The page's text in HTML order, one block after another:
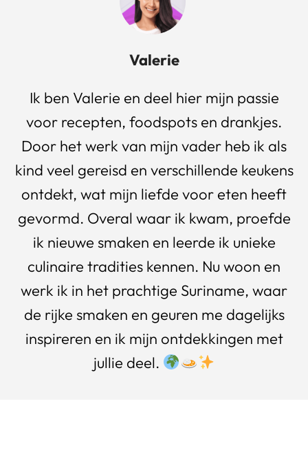
Valerie
Ik ben Valerie en deel hier mijn passie
voor recepten, foodspots en drankjes.
Door het werk van mijn vader heb ik als
kind veel gereisd en verschillende keukens
ontdekt, wat mijn liefde voor eten heeft
gevormd. Overal waar ik kwam, proefde
ik nieuwe smaken en leerde ik unieke
culinaire tradities kennen. Nu woon en
werk ik in het prachtige Suriname, waar
de rijke smaken en geuren me dagelijks
inspireren en ik mijn ontdekkingen met
jullie deel.